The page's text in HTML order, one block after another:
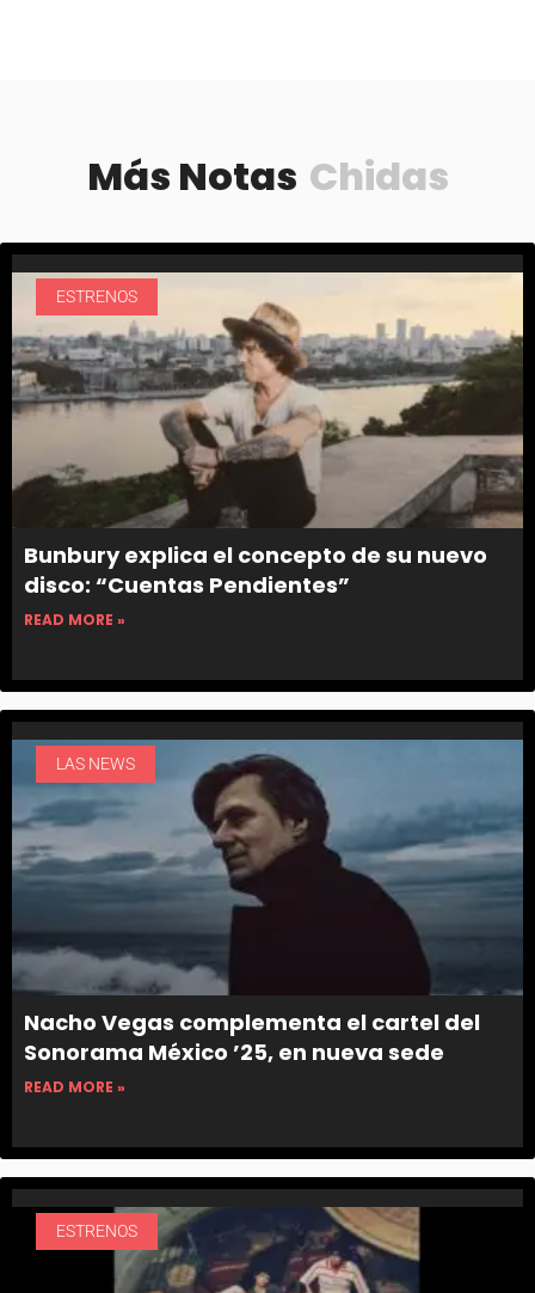
Más Notas Chidas
ESTRENOS
Bunbury explica el concepto de su nuevo
disco: “Cuentas Pendientes”
READ MORE »
LAS NEWS
Nacho Vegas complementa el cartel del
Sonorama México ’25, en nueva sede
READ MORE »
ESTRENOS